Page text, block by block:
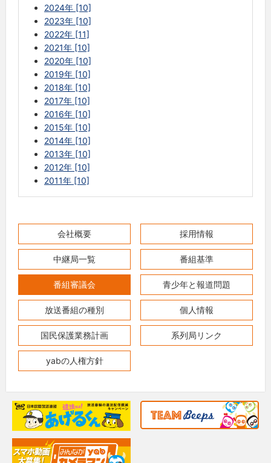
会社概要 採用情報
中継局一覧 番組基準
番組審議会 青少年と報道問題
放送番組の種別 個人情報
国民保護業務計画 系列局リンク
yabの人権方針
2024年 [10]
2023年 [10]
2022年 [11]
2021年 [10]
2020年 [10]
2019年 [10]
2018年 [10]
2017年 [10]
2016年 [10]
2015年 [10]
2014年 [10]
2013年 [10]
2012年 [10]
2011年 [10]